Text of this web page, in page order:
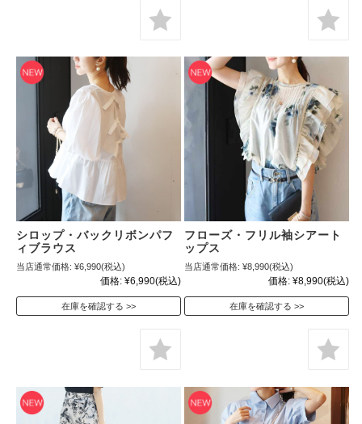
シロップ・バックリボンパフ
ィブラウス
当店通常価格: ¥6,990(税込)
価格: ¥6,990(税込)
在庫を確認する
フローズ・フリル袖シアート
ップス
当店通常価格: ¥8,990(税込)
価格: ¥8,990(税込)
在庫を確認する